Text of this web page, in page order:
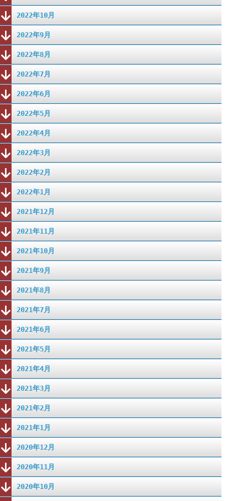
2022年10月
2022年9月
2022年8月
2022年7月
2022年6月
2022年5月
2022年4月
2022年3月
2022年2月
2022年1月
2021年12月
2021年11月
2021年10月
2021年9月
2021年8月
2021年7月
2021年6月
2021年5月
2021年4月
2021年3月
2021年2月
2021年1月
2020年12月
2020年11月
2020年10月